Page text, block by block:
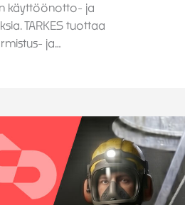
käyttöönotto- ja
TARKES tuottaa
ja…